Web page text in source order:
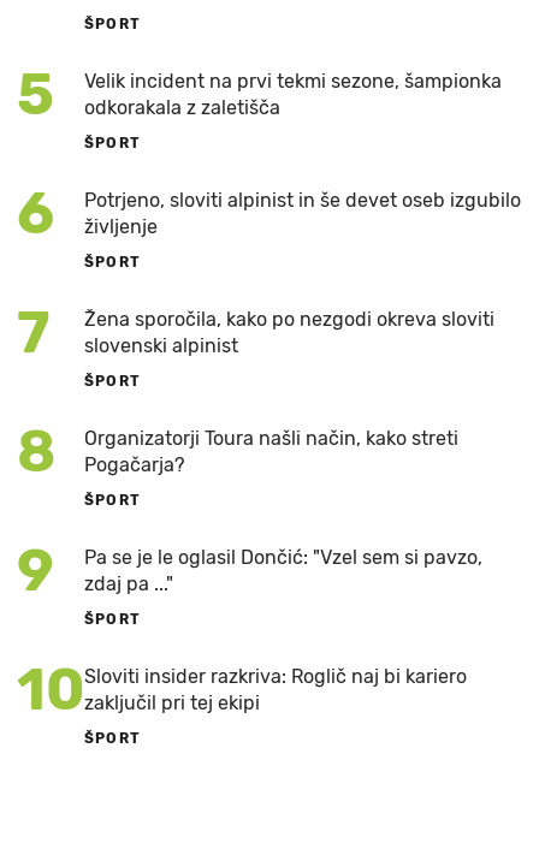
ŠPORT
5
Velik incident na prvi tekmi sezone, šampionka
odkorakala z zaletišča
ŠPORT
6
Potrjeno, sloviti alpinist in še devet oseb izgubilo
življenje
ŠPORT
7
Žena sporočila, kako po nezgodi okreva sloviti
slovenski alpinist
ŠPORT
8
Organizatorji Toura našli način, kako streti
Pogačarja?
ŠPORT
9
Pa se je le oglasil Dončić: "Vzel sem si pavzo,
zdaj pa ..."
ŠPORT
10Sloviti insider razkriva: Roglič naj bi kariero
zaključil pri tej ekipi
ŠPORT